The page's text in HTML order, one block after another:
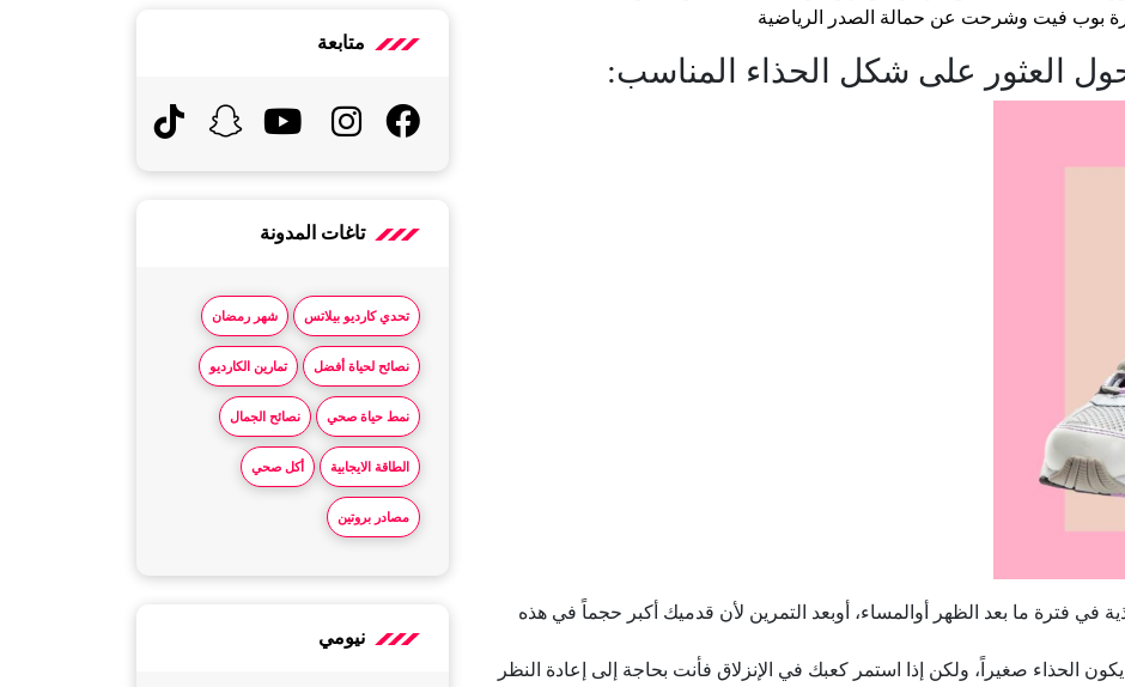
بوب فيت وشرحت عن حمالة الصدر الرياضية
العثور على شكل الحذاء المناسب:
في فترة ما بعد الظهر أوالمساء، أوبعد التمرين لأن قدميك أكبر حجماً في هذه
الحذاء صغيراً، ولكن إذا استمر كعبك في الإنزلاق فأنت بحاجة إلى إعادة النظر
متابعة
تاغات المدونة
تحدي كارديو بيلاتس شهر رمضان
نصائح لحياة أفضل تمارين الكارديو
نمط حياة صحي نصائح الجمال
الطاقة الايجابية أكل صحي
مصادر بروتين
نيومي